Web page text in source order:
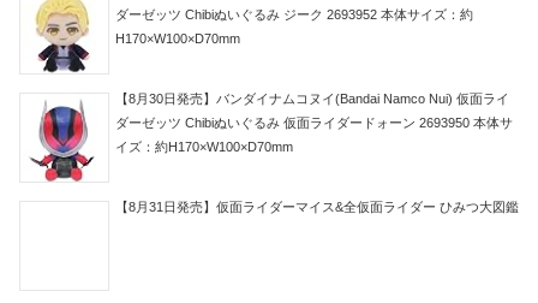
ダーゼッツ Chibiぬいぐるみ ジーク 2693952 本体サイズ：約
H170×W100×D70mm
【8月30日発売】バンダイナムコヌイ(Bandai Namco Nui) 仮面ライ
ダーゼッツ Chibiぬいぐるみ 仮面ライダードォーン 2693950 本体サ
イズ：約H170×W100×D70mm
【8月31日発売】仮面ライダーマイス&全仮面ライダー ひみつ大図鑑